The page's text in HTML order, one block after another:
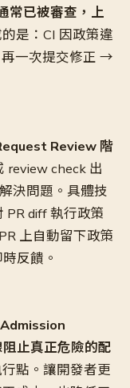
常已被審查，上
是：CI 因政策違
一次提交修正 →
Review 階
review check 出
決問題。具體技
PR diff 執行政策
上自動留下政策
反饋。
Admission
止真正危險的配
點。讓開發者更